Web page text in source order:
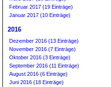
Februar 2017 (19 Einträge)
Januar 2017 (10 Einträge)
2016
Dezember 2016 (13 Einträge)
November 2016 (7 Einträge)
Oktober 2016 (3 Einträge)
September 2016 (11 Einträge)
August 2016 (6 Einträge)
Juni 2016 (18 Einträge)